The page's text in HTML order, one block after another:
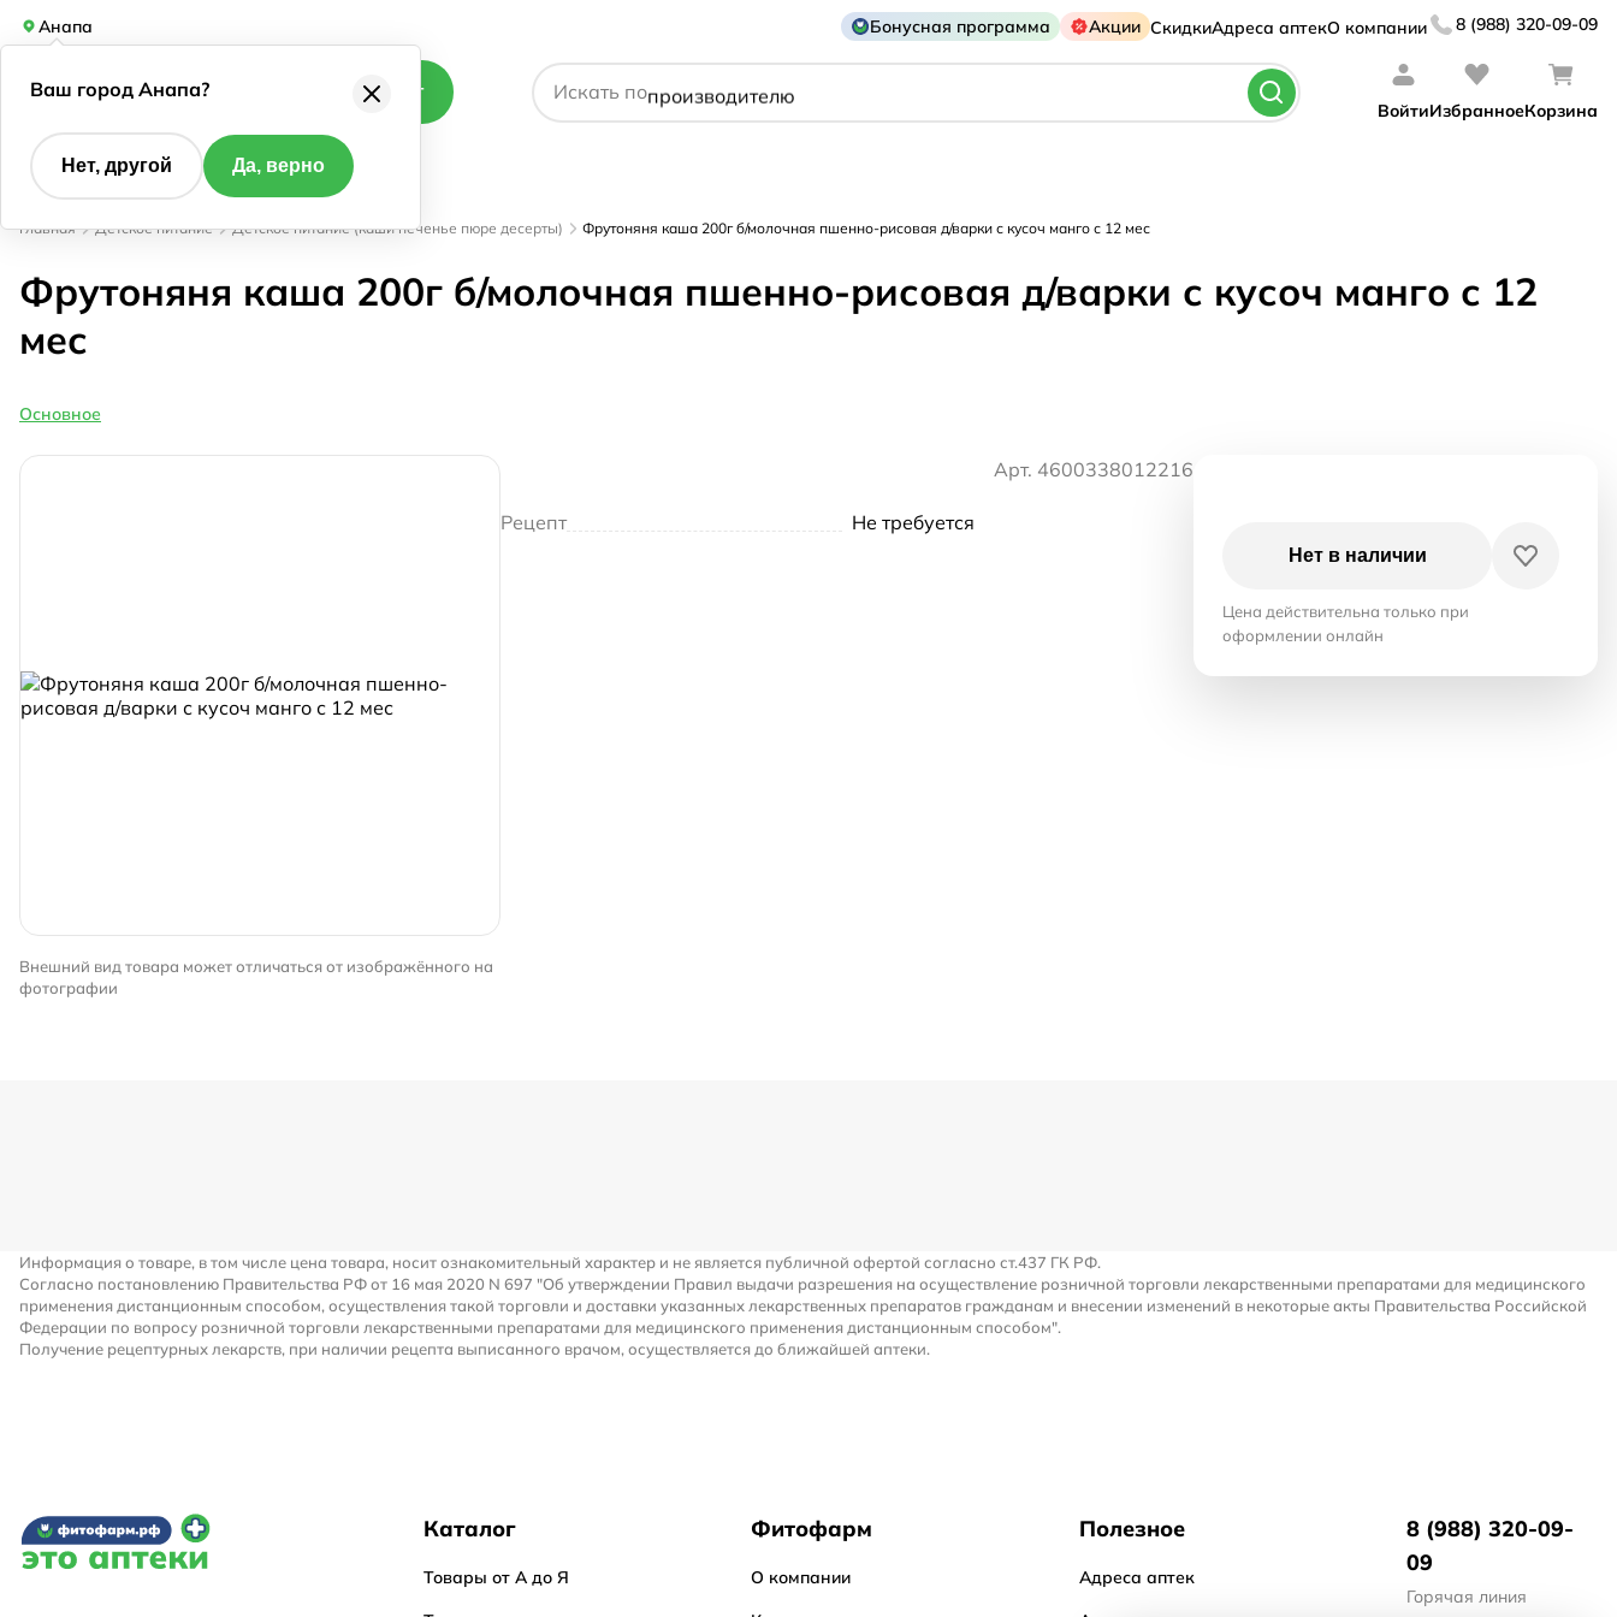
Анапа Бонусная программа Акции СкидкиАдреса аптекО компании 8 (988) 320-09-09
Каталог Искать по
действующему веществу
производителю
ВойтиИзбранноеКорзина
Главная Детское питание Детское питание (каши печенье пюре десерты) Фрутоняня каша 200г б/молочная пшенно-рисовая д/варки с кусоч манго с 12 мес
Фрутоняня каша 200г б/молочная пшенно-рисовая д/варки с кусоч манго с 12
мес
Основное
Внешний вид товара может отличаться от изображённого на
фотографии
Арт. 4600338012216
Рецепт Не требуется
Нет в наличии
Цена действительна только при
оформлении онлайн
Информация о товаре, в том числе цена товара, носит ознакомительный характер и не является публичной офертой согласно ст.437 ГК РФ.
Согласно постановлению Правительства РФ от 16 мая 2020 N 697 "Об утверждении Правил выдачи разрешения на осуществление розничной торговли лекарственными препаратами для медицинского
применения дистанционным способом, осуществления такой торговли и доставки указанных лекарственных препаратов гражданам и внесении изменений в некоторые акты Правительства Российской
Федерации по вопросу розничной торговли лекарственными препаратами для медицинского применения дистанционным способом".
Получение рецептурных лекарств, при наличии рецепта выписанного врачом, осуществляется до ближайшей аптеки.
Каталог
Товары от А до Я
Фитофарм
О компании
Полезное
Адреса аптек
8 (988) 320-09-
09
Горячая линия
Ваш город Анапа?
Нет, другой Да, верно